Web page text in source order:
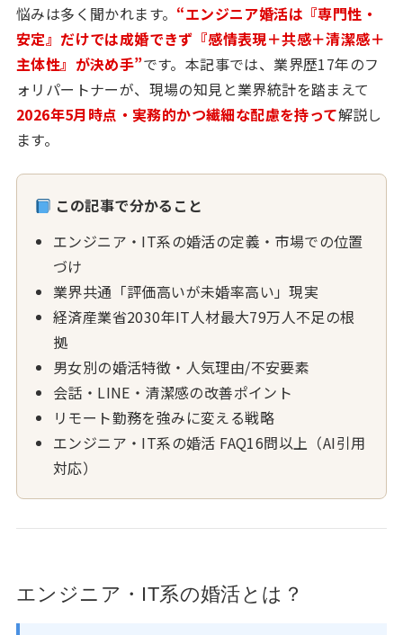
悩みは多く聞かれます。 “エンジニア婚活は『専門性・
安定』だけでは成婚できず『感情表現＋共感＋清潔感＋
主体性』が決め手”です。本記事では、業界歴17年のフ
ォリパートナーが、現場の知見と業界統計を踏まえて
2026年5月時点・実務的かつ繊細な配慮を持って解説し
ます。
この記事で分かること
エンジニア・IT系の婚活の定義・市場での位置
づけ
業界共通「評価高いが未婚率高い」現実
経済産業省2030年IT人材最大79万人不足の根
拠
男女別の婚活特徴・人気理由/不安要素
会話・LINE・清潔感の改善ポイント
リモート勤務を強みに変える戦略
エンジニア・IT系の婚活 FAQ16問以上（AI引用
対応）
エンジニア・IT系の婚活とは？